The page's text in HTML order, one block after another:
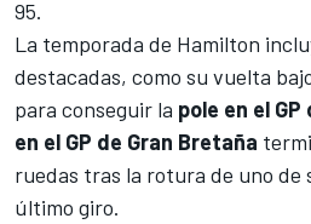
95.
La temporada de Hamilton
destacadas, como su vuelta
para conseguir la pole en el
en el GP de Gran Bretaña
ruedas tras la rotura de uno de
último giro.